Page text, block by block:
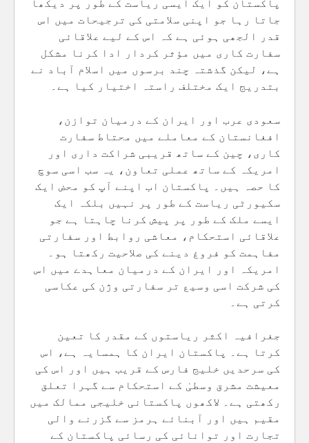
پاکستان کو ایک ایسی ریاست کے طور پر دیکھا
جاتا رہا جو اپنی سلامتی کی ترجیحات میں اس
قدر الجھی ہوئی ہے کہ اس کے لیے علاقائی
سفارت کاری میں مؤثر کردار ادا کرنا مشکل
ہے، لیکن گذشتہ چند برسوں میں اسلام آباد نے
بتدریج ایک مختلف راستہ اختیار کیا ہے۔
سعودی عرب اور ایران کے درمیان توازن،
افغانستان کے معاملے میں محتاط سفارت
کاری، چین کے ساتھ قریبی شراکت داری اور
امریکہ کے ساتھ عملی تعاون، یہ سب اسی سوچ
کا حصہ ہیں۔ پاکستان اب اپنے آپ کو محض ایک
سکیورٹی ریاست کے طور پر نہیں بلکہ ایک
ایسے ملک کے طور پر پیش کرنا چاہتا ہے جو
علاقائی استحکام، معاشی روابط اور سفارتی
مفاہمت کو فروغ دینے کی صلاحیت رکھتا ہو۔
امریکہ اور ایران کے درمیان معاہدے میں اس
کی شرکت اسی وسیع تر سفارتی وژن کی عکاسی
کرتی ہے۔
جغرافیہ اکثر ریاستوں کے مقدر کا تعین
کرتا ہے۔ پاکستان ایران کا ہمسایہ ہے، اس
کی سرحدیں خلیج فارس کے قریب ہیں اور اس کی
معیشت مشرق وسطیٰ کے استحکام سے گہرا تعلق
رکھتی ہے۔ لاکھوں پاکستانی خلیجی ممالک میں
مقیم ہیں اور آبنائے ہرمز سے گزرنے والی
تجارت اور توانائی کی رسائی پاکستان کے